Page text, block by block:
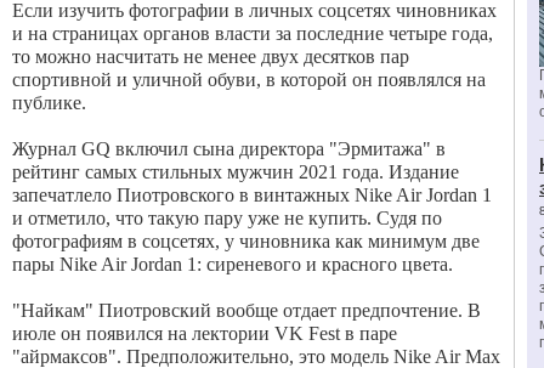
Если изучить фотографии в личных соцсетях чиновниках
и на страницах органов власти за последние четыре года,
то можно насчитать не менее двух десятков пар
спортивной и уличной обуви, в которой он появлялся на
публике.
Журнал GQ включил сына директора "Эрмитажа" в
рейтинг самых стильных мужчин 2021 года. Издание
запечатлело Пиотровского в винтажных Nike Air Jordan 1
и отметило, что такую пару уже не купить. Судя по
фотографиям в соцсетях, у чиновника как минимум две
пары Nike Air Jordan 1: сиреневого и красного цвета.
"Найкам" Пиотровский вообще отдает предпочтение. В
июле он появился на лектории VK Fest в паре
"айрмаксов". Предположительно, это модель Nike Air Max